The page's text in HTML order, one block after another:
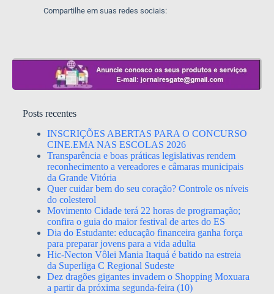
Compartilhe em suas redes sociais:
Posts recentes
INSCRIÇÕES ABERTAS PARA O CONCURSO
CINE.EMA NAS ESCOLAS 2026
Transparência e boas práticas legislativas rendem
reconhecimento a vereadores e câmaras municipais
da Grande Vitória
Quer cuidar bem do seu coração? Controle os níveis
do colesterol
Movimento Cidade terá 22 horas de programação;
confira o guia do maior festival de artes do ES
Dia do Estudante: educação financeira ganha força
para preparar jovens para a vida adulta
Hic-Necton Vôlei Mania Itaquá é batido na estreia
da Superliga C Regional Sudeste
Dez dragões gigantes invadem o Shopping Moxuara
a partir da próxima segunda-feira (10)